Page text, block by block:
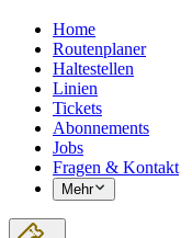
Home
Routenplaner
Haltestellen
Linien
Tickets
Abonnements
Jobs
Fragen & Kontakt
Mehr